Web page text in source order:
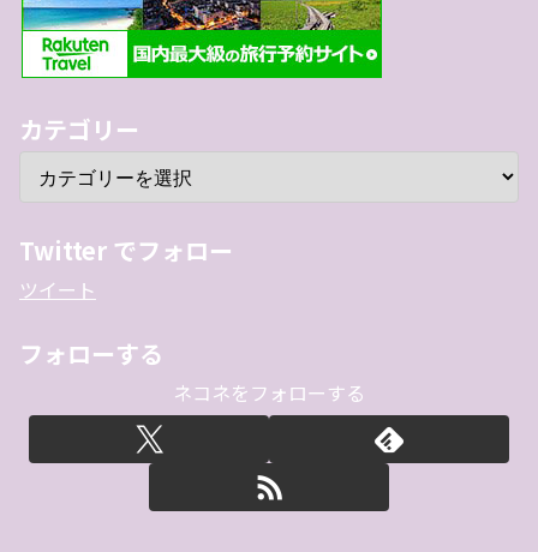
カテゴリー
Twitter でフォロー
ツイート
フォローする
ネコネをフォローする